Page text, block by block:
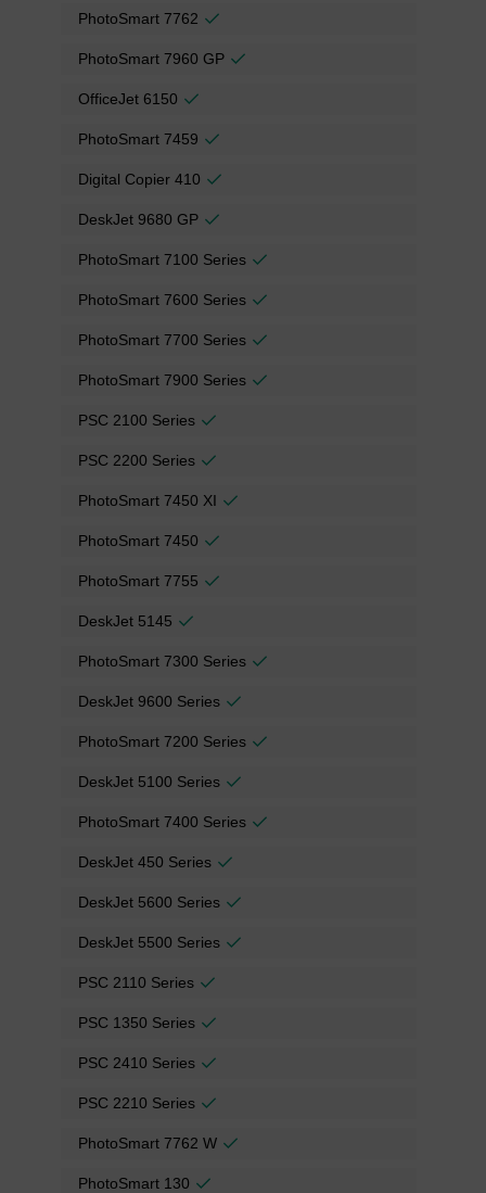
PhotoSmart 7762
PhotoSmart 7960 GP
OfficeJet 6150
PhotoSmart 7459
Digital Copier 410
DeskJet 9680 GP
PhotoSmart 7100 Series
PhotoSmart 7600 Series
PhotoSmart 7700 Series
PhotoSmart 7900 Series
PSC 2100 Series
PSC 2200 Series
PhotoSmart 7450 XI
PhotoSmart 7450
PhotoSmart 7755
DeskJet 5145
PhotoSmart 7300 Series
DeskJet 9600 Series
PhotoSmart 7200 Series
DeskJet 5100 Series
PhotoSmart 7400 Series
DeskJet 450 Series
DeskJet 5600 Series
DeskJet 5500 Series
PSC 2110 Series
PSC 1350 Series
PSC 2410 Series
PSC 2210 Series
PhotoSmart 7762 W
PhotoSmart 130